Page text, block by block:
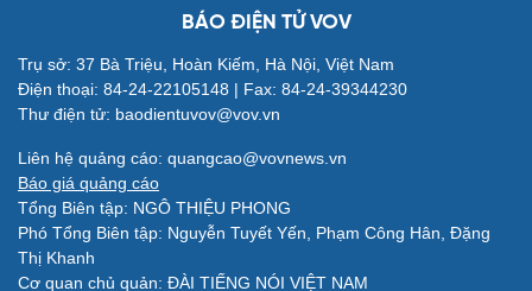
Quân sự - Quốc phòng
Vũ khí
Việt Nam
Phân tích
BÁO ĐIỆN TỬ VOV
Trụ sở: 37 Bà Triệu, Hoàn Kiếm, Hà Nội, Việt Nam
Điện thoại: 84-24-22105148 | Fax: 84-24-39344230
Thư điện tử: baodientuvov@vov.vn
Liên hệ quảng cáo: quangcao@vovnews.vn
Báo giá quảng cáo
Tổng Biên tập: NGÔ THIỆU PHONG
Phó Tổng Biên tập: Nguyễn Tuyết Yến, Phạm Công Hân, Đặng
Thị Khanh
Cơ quan chủ quản: ĐÀI TIẾNG NÓI VIỆT NAM